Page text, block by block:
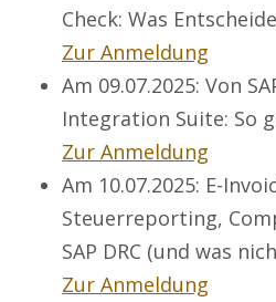
Check: Was
Zur Anmeldung
Am 09.07.2025: Von
Integration Suite: So
Zur Anmeldung
Am 10.07.2025: E-
Steuerreporting,
SAP DRC (und was
Zur Anmeldung